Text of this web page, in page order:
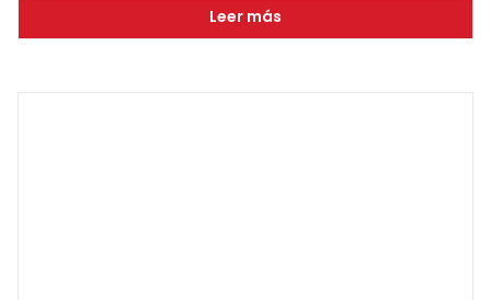
Leer más